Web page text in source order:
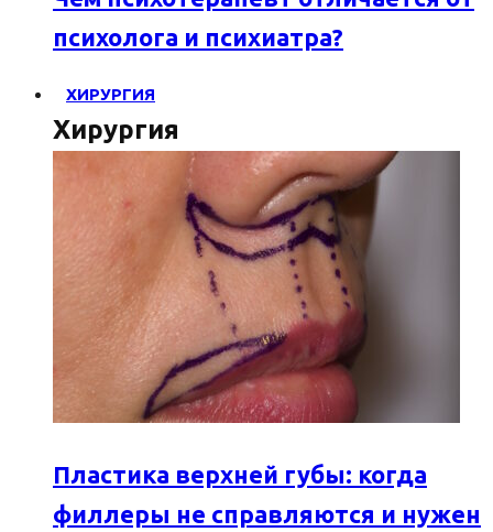
психолога и психиатра?
ХИРУРГИЯ
Хирургия
Пластика верхней губы: когда
филлеры не справляются и нужен